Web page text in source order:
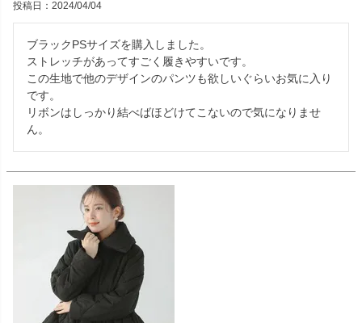
投稿日 2024/04/04
ブラックPSサイズを購入しました。
ストレッチがあってすごく履きやすいです。
この生地で他のデザインのパンツも欲しいぐらいお気に入り
です。
リボンはしっかり結べばほどけてこないので気になりませ
ん。